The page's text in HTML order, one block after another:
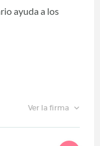
ayuda a los
Ver la firma